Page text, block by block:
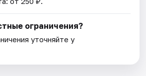
ограничения?
уточняйте у